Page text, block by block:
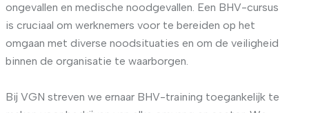
ongevallen en medische noodgevallen. Een BHV-cursus
is cruciaal om werknemers voor te bereiden op het
omgaan met diverse noodsituaties en om de veiligheid
binnen de organisatie te waarborgen.
Bij VGN streven we ernaar BHV-training toegankelijk te